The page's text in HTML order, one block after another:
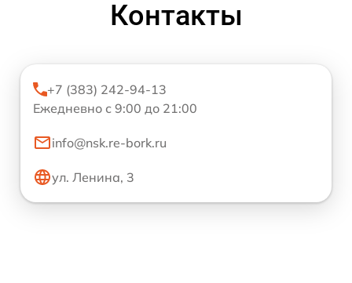
Контакты
+7 (383) 242-94-13
Ежедневно с 9:00 до 21:00
info@nsk.re-bork.ru
ул. Ленина, 3